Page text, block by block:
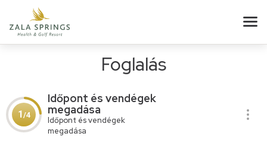
Foglalás
1/4
Időpont és vendégek
megadása
Időpont és vendégek
megadása